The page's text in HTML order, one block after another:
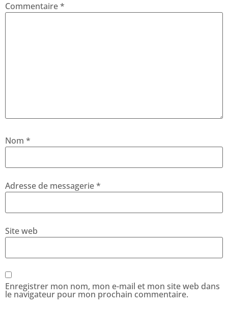
Commentaire*
Nom *
Adresse de messagerie*
Site web
Enregistrer mon nom, mon e-mail et mon site web dans
le navigateur pour mon prochain commentaire.